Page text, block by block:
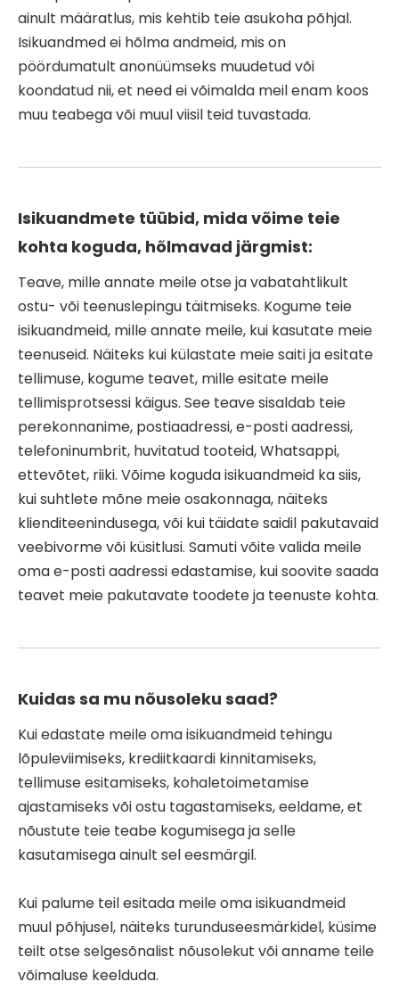
ainult määratlus, mis kehtib teie asukoha põhjal.
Isikuandmed ei hõlma andmeid, mis on
pöördumatult anonüümseks muudetud või
koondatud nii, et need ei võimalda meil enam koos
muu teabega või muul viisil teid tuvastada.
Isikuandmete tüübid, mida võime teie
kohta koguda, hõlmavad järgmist:
Teave, mille annate meile otse ja vabatahtlikult
ostu- või teenuslepingu täitmiseks. Kogume teie
isikuandmeid, mille annate meile, kui kasutate meie
teenuseid. Näiteks kui külastate meie saiti ja esitate
tellimuse, kogume teavet, mille esitate meile
tellimisprotsessi käigus. See teave sisaldab teie
perekonnanime, postiaadressi, e-posti aadressi,
telefoninumbrit, huvitatud tooteid, Whatsappi,
ettevõtet, riiki. Võime koguda isikuandmeid ka siis,
kui suhtlete mõne meie osakonnaga, näiteks
klienditeenindusega, või kui täidate saidil pakutavaid
veebivorme või küsitlusi. Samuti võite valida meile
oma e-posti aadressi edastamise, kui soovite saada
teavet meie pakutavate toodete ja teenuste kohta.
Kuidas sa mu nõusoleku saad?
Kui edastate meile oma isikuandmeid tehingu
lõpuleviimiseks, krediitkaardi kinnitamiseks,
tellimuse esitamiseks, kohaletoimetamise
ajastamiseks või ostu tagastamiseks, eeldame, et
nõustute teie teabe kogumisega ja selle
kasutamisega ainult sel eesmärgil.
Kui palume teil esitada meile oma isikuandmeid
muul põhjusel, näiteks turunduseesmärkidel, küsime
teilt otse selgesõnalist nõusolekut või anname teile
võimaluse keelduda.